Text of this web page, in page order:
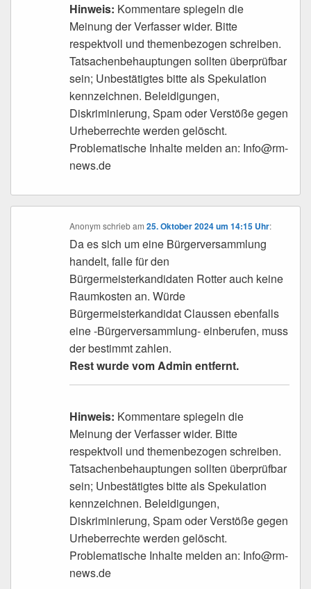
Hinweis: Kommentare spiegeln die
Meinung der Verfasser wider. Bitte
respektvoll und themenbezogen schreiben.
Tatsachenbehauptungen sollten überprüfbar
sein; Unbestätigtes bitte als Spekulation
kennzeichnen. Beleidigungen,
Diskriminierung, Spam oder Verstöße gegen
Urheberrechte werden gelöscht.
Problematische Inhalte melden an: Info@rm-
news.de
Anonym schriebam25. Oktober 2024 um 14:15 Uhr:
Da es sich um eine Bürgerversammlung
handelt, falle für den
Bürgermeisterkandidaten Rotter auch keine
Raumkosten an. Würde
Bürgermeisterkandidat Claussen ebenfalls
eine -Bürgerversammlung- einberufen, muss
der bestimmt zahlen.
Rest wurde vom Admin entfernt.
Hinweis: Kommentare spiegeln die
Meinung der Verfasser wider. Bitte
respektvoll und themenbezogen schreiben.
Tatsachenbehauptungen sollten überprüfbar
sein; Unbestätigtes bitte als Spekulation
kennzeichnen. Beleidigungen,
Diskriminierung, Spam oder Verstöße gegen
Urheberrechte werden gelöscht.
Problematische Inhalte melden an: Info@rm-
news.de